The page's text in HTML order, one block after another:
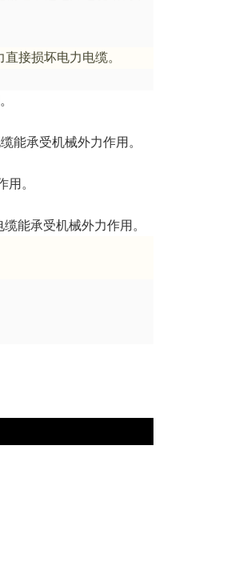
接损坏电力电缆。
能承受机械外力作用。
。
能承受机械外力作用。